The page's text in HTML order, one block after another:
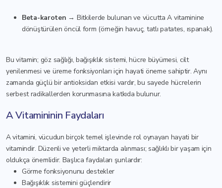
Beta-karoten → Bitkilerde bulunan ve vücutta A vitaminine
dönüştürülen öncül form (örneğin havuç, tatlı patates, ıspanak).
Bu vitamin; göz sağlığı, bağışıklık sistemi, hücre büyümesi, cilt
yenilenmesi ve üreme fonksiyonları için hayati öneme sahiptir. Aynı
zamanda güçlü bir antioksidan etkisi vardır, bu sayede hücrelerin
serbest radikallerden korunmasına katkıda bulunur.
A Vitamininin Faydaları
A vitamini, vücudun birçok temel işlevinde rol oynayan hayati bir
vitamindir. Düzenli ve yeterli miktarda alınması; sağlıklı bir yaşam için
oldukça önemlidir. Başlıca faydaları şunlardır:
Görme fonksiyonunu destekler
Bağışıklık sistemini güçlendirir